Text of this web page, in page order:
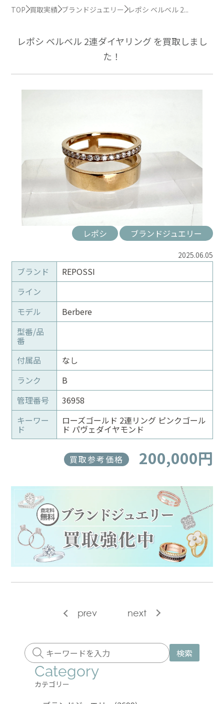
TOP 買取実績 ブランドジュエリー レポシ ベルベル 2...
レポシ ベルベル 2連ダイヤリング を買取しまし
た！
レポシ ブランドジュエリー
2025.06.05
ブランド
REPOSSI
ライン
モデル
Berbere
型番/品
番
付属品
なし
ランク
B
管理番号
36958
キーワー
ド
ローズゴールド 2連リング ピンクゴール
ド パヴェダイヤモンド
買取参考価格 200,000円
prev next
検索
Category
カテゴリー